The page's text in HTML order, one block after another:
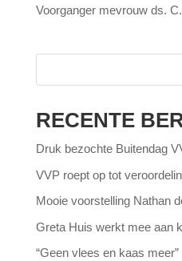
Voorganger mevrouw ds.
RECENTE
Druk bezochte Buitendag
VVP roept op tot
Mooie voorstelling Nathan
Greta Huis werkt mee aan
“Geen vlees en kaas meer”